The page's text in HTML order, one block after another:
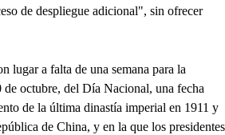
de despliegue adicional", sin ofrecer
lugar a falta de una semana para la
octubre, del Día Nacional, una fecha
de la última dinastía imperial en 1911 y
de China, y en la que los presidentes